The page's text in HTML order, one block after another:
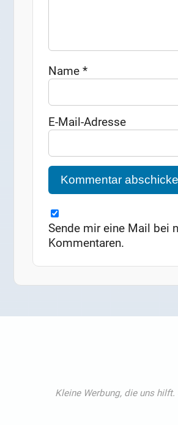
Name*
E-Mail-Adresse
Sende mir eine Mail bei
Kommentaren.